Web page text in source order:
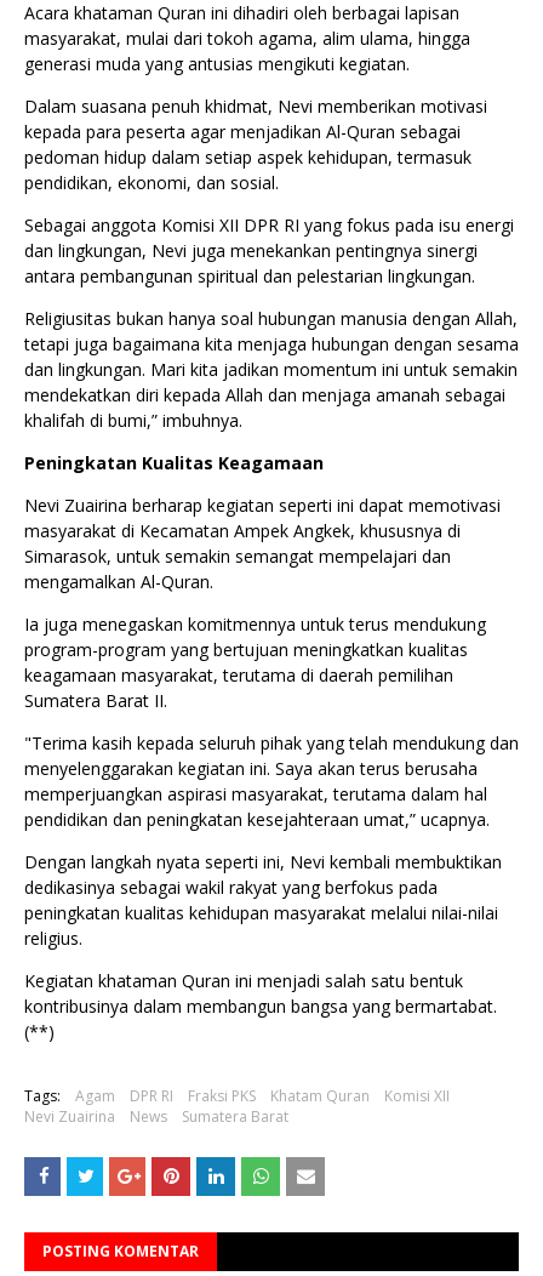
Acara khataman Quran ini dihadiri oleh berbagai lapisan
masyarakat, mulai dari tokoh agama, alim ulama, hingga
generasi muda yang antusias mengikuti kegiatan.
Dalam suasana penuh khidmat, Nevi memberikan motivasi
kepada para peserta agar menjadikan Al-Quran sebagai
pedoman hidup dalam setiap aspek kehidupan, termasuk
pendidikan, ekonomi, dan sosial.
Sebagai anggota Komisi XII DPR RI yang fokus pada isu energi
dan lingkungan, Nevi juga menekankan pentingnya sinergi
antara pembangunan spiritual dan pelestarian lingkungan.
Religiusitas bukan hanya soal hubungan manusia dengan Allah,
tetapi juga bagaimana kita menjaga hubungan dengan sesama
dan lingkungan. Mari kita jadikan momentum ini untuk semakin
mendekatkan diri kepada Allah dan menjaga amanah sebagai
khalifah di bumi,” imbuhnya.
Peningkatan Kualitas Keagamaan
Nevi Zuairina berharap kegiatan seperti ini dapat memotivasi
masyarakat di Kecamatan Ampek Angkek, khususnya di
Simarasok, untuk semakin semangat mempelajari dan
mengamalkan Al-Quran.
Ia juga menegaskan komitmennya untuk terus mendukung
program-program yang bertujuan meningkatkan kualitas
keagamaan masyarakat, terutama di daerah pemilihan
Sumatera Barat II.
"Terima kasih kepada seluruh pihak yang telah mendukung dan
menyelenggarakan kegiatan ini. Saya akan terus berusaha
memperjuangkan aspirasi masyarakat, terutama dalam hal
pendidikan dan peningkatan kesejahteraan umat,” ucapnya.
Dengan langkah nyata seperti ini, Nevi kembali membuktikan
dedikasinya sebagai wakil rakyat yang berfokus pada
peningkatan kualitas kehidupan masyarakat melalui nilai-nilai
religius.
Kegiatan khataman Quran ini menjadi salah satu bentuk
kontribusinya dalam membangun bangsa yang bermartabat.
(**)
Tags: Agam DPR RI Fraksi PKS Khatam Quran
Komisi XII
Nevi Zuairina
News Sumatera Barat
POSTING KOMENTAR